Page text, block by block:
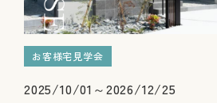
お客様宅見学会
2025/10/01～2026/12/25